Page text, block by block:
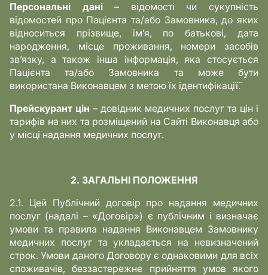
Персональні дані– відомості чи сукупність
відомостей про Пацієнта та/або Замовника, до яких
відноситься прізвище, ім’я, по батькові, дата
народження, місце проживання, номери засобів
зв’язку, а також інша інформація, яка стосується
Пацієнта та/або Замовника та може бути
використана Виконавцем з метою їх ідентифікації̈.
Прейскурант цін – довідник медичних послуг та цін і
тарифів на них та розміщений на Сайті Виконавця або
у місці надання медичних послуг.
2. ЗАГАЛЬНІ ПОЛОЖЕННЯ
2.1. Цей Публічний договір про надання медичних
послуг (надалі – «Договір») є публічним і визначає
умови та правила надання Виконавцем Замовнику
медичних послуг та укладається на невизначений
строк. Умови даного Договору є однаковими для всіх
споживачів, беззастережне прийняття умов якого